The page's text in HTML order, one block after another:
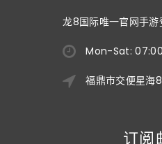
龙8国际唯一官网手游
Mon-Sat:
福鼎市交便星海
订阅